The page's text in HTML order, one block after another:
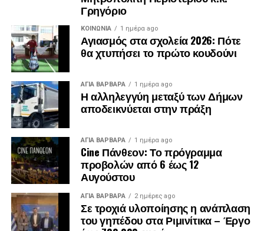
.
.
Γρηγόριο
ΚΟΙΝΩΝΊΑ 1 ημέρα ago
Αγιασμός στα σχολεία 2026: Πότε
θα χτυπήσει το πρώτο κουδούνι
ΑΓΙΑ ΒΑΡΒΑΡΑ 1 ημέρα ago
Η αλληλεγγύη μεταξύ των Δήμων
αποδεικνύεται στην πράξη
ΑΓΙΑ ΒΑΡΒΑΡΑ 1 ημέρα ago
Cine Πάνθεον: Το πρόγραμμα
προβολών από 6 έως 12
Αυγούστου
ΑΓΙΑ ΒΑΡΒΑΡΑ 2 ημέρες ago
Σε τροχιά υλοποίησης η ανάπλαση
του γηπέδου στα Ριμινίτικα – Έργο